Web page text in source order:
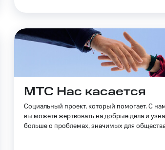
15%
МТС Настройки автоплатежа
карту Оплата по QR-коду
часы и трекеры Умный дом
ГудокМой МТС Все приложения
15%
МТС Нас касается
Социальный проект, который помогает. С
вы можете жертвовать на добрые дела и
больше о проблемах, значимых для